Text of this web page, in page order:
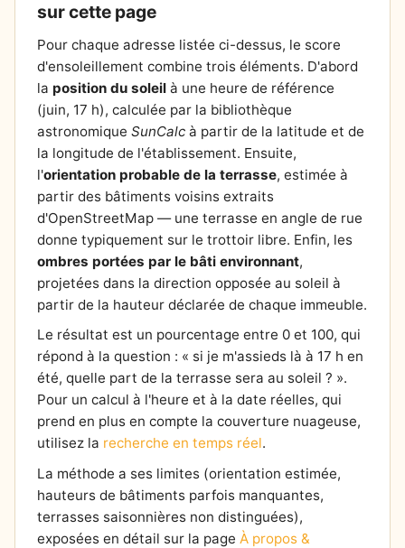
sur cette page
Pour chaque adresse listée ci-dessus, le score
d'ensoleillement combine trois éléments. D'abord
la position du soleil à une heure de référence
(juin, 17 h), calculée par la bibliothèque
astronomique SunCalc à partir de la latitude et de
la longitude de l'établissement. Ensuite,
l'orientation probable de la terrasse, estimée à
partir des bâtiments voisins extraits
d'OpenStreetMap — une terrasse en angle de rue
donne typiquement sur le trottoir libre. Enfin, les
ombres portées par le bâti environnant,
projetées dans la direction opposée au soleil à
partir de la hauteur déclarée de chaque immeuble.
Le résultat est un pourcentage entre 0 et 100, qui
répond à la question : « si je m'assieds là à 17 h en
été, quelle part de la terrasse sera au soleil ? ».
Pour un calcul à l'heure et à la date réelles, qui
prend en plus en compte la couverture nuageuse,
utilisez la recherche en temps réel.
La méthode a ses limites (orientation estimée,
hauteurs de bâtiments parfois manquantes,
terrasses saisonnières non distinguées),
exposées en détail sur la page À propos &